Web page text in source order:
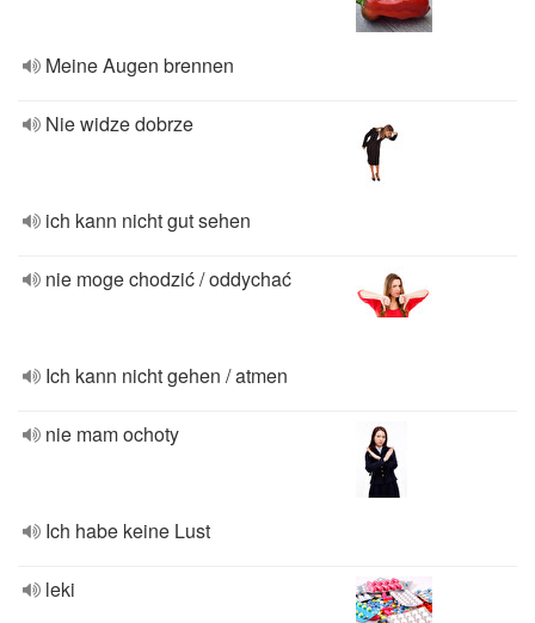
Meine Augen brennen
Nie widze dobrze
ich kann nicht gut sehen
nie moge chodzić / oddychać
Ich kann nicht gehen / atmen
nie mam ochoty
Ich habe keine Lust
leki